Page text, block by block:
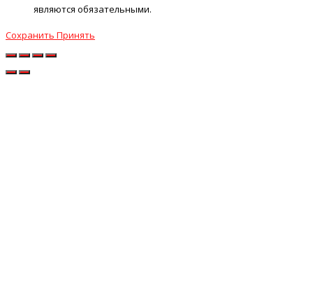
являются обязательными.
Сохранить Принять